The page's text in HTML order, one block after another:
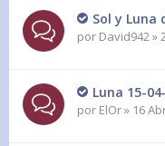
Sol y Luna
por David942»
Luna 15-
por ElOr» 16